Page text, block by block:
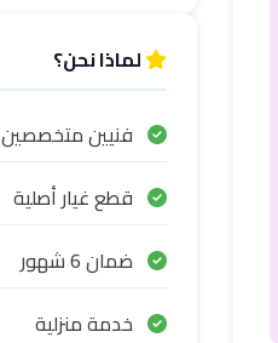
لماذا نحن؟
فنيين متخصصين
قطع غيار أصلية
ضمان 6 شهور
خدمة منزلية